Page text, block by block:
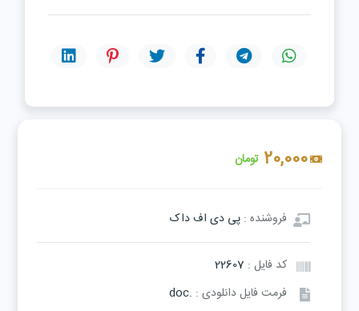
20,000 تومان
فروشنده :پی دی اف داک
کد فایل : 22607
فرمت فایل دانلودی : .doc